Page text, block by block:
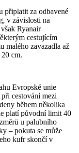
připlatit za odbavené
v závislosti na
Ryanair
cestujícím
malého zavazadla až
cm.
Evropské unie
cestování mezi
během několika
platí původní limit 40
u palubního
– pokuta se může
kufr skončí v